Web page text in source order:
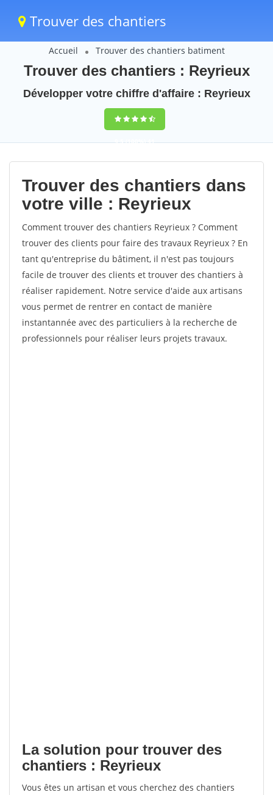
Trouver des chantiers
Accueil Trouver des chantiers batiment
Trouver des chantiers : Reyrieux
Développer votre chiffre d'affaire : Reyrieux
9,5(100%)41
votes
Trouver des chantiers dans
votre ville : Reyrieux
Comment trouver des chantiers Reyrieux ? Comment
trouver des clients pour faire des travaux Reyrieux ? En
tant qu'entreprise du bâtiment, il n'est pas toujours
facile de trouver des clients et trouver des chantiers à
réaliser rapidement. Notre service d'aide aux artisans
vous permet de rentrer en contact de manière
instantannée avec des particuliers à la recherche de
professionnels pour réaliser leurs projets travaux.
La solution pour trouver des
chantiers : Reyrieux
Vous êtes un artisan et vous cherchez des chantiers